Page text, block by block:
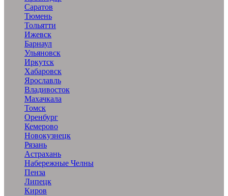
Саратов
Тюмень
Тольятти
Ижевск
Барнаул
Ульяновск
Иркутск
Хабаровск
Ярославль
Владивосток
Махачкала
Томск
Оренбург
Кемерово
Новокузнецк
Рязань
Астрахань
Набережные Челны
Пенза
Липецк
Киров